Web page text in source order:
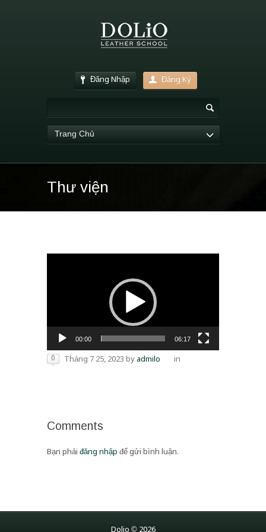
Đăng Nhập Đăng Ký
Trang Chủ
Thư viện
00:00 06:17
0 Tháng 7 25, 2023 byadmilo in
Comments
Bạn phải đăng nhập để gửi bình luận.
Dolio © 2026